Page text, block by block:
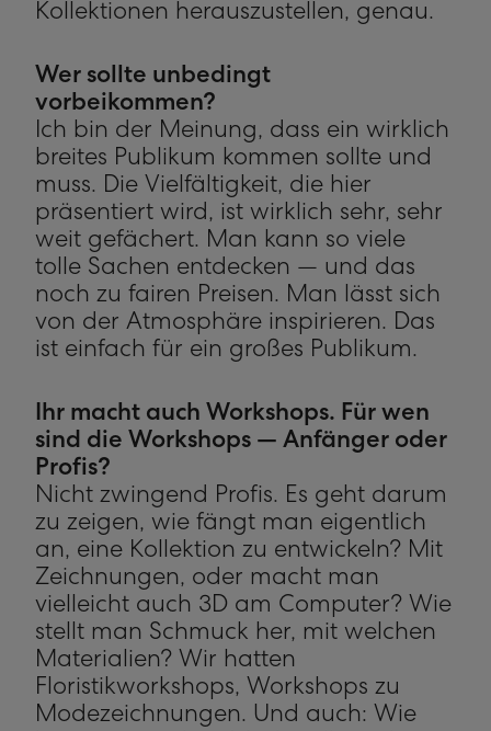
Kollektionen herauszustellen, genau.
Wer sollte unbedingt
vorbeikommen?
Ich bin der Meinung, dass ein wirklich
breites Publikum kommen sollte und
muss. Die Vielfältigkeit, die hier
präsentiert wird, ist wirklich sehr, sehr
weit gefächert. Man kann so viele
tolle Sachen entdecken — und das
noch zu fairen Preisen. Man lässt sich
von der Atmosphäre inspirieren. Das
ist einfach für ein großes Publikum.
Ihr macht auch Workshops. Für wen
sind die Workshops — Anfänger oder
Profis?
Nicht zwingend Profis. Es geht darum
zu zeigen, wie fängt man eigentlich
an, eine Kollektion zu entwickeln? Mit
Zeichnungen, oder macht man
vielleicht auch 3D am Computer? Wie
stellt man Schmuck her, mit welchen
Materialien? Wir hatten
Floristikworkshops, Workshops zu
Modezeichnungen. Und auch: Wie